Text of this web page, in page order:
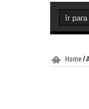
Home /